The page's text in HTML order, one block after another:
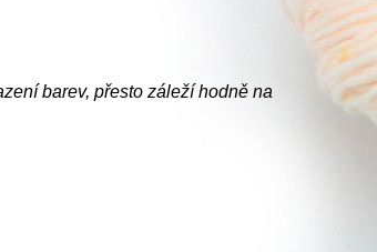
barev, přesto záleží hodně na